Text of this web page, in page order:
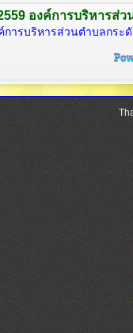
องค์การบริหารส่
การบริหารส่วนตำบลกระ